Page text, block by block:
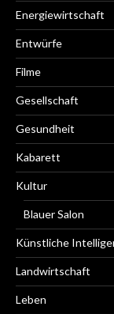
Energiewirtschaft
Entwürfe
Filme
Gesellschaft
Gesundheit
Kabarett
Kultur
Blauer Salon
Künstliche
Landwirtschaft
Leben